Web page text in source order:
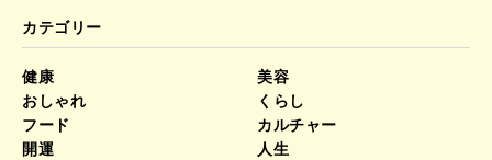
カテゴリー
健康
美容
おしゃれ
くらし
フード
カルチャー
開運
人生